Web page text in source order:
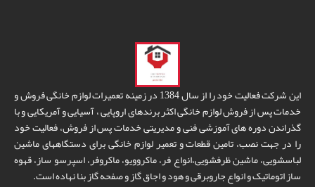
این شرکت فعالیت خود را از سال 1384 در زمینه تعمیرات لوازم خانگی فروش و
خدمات پس از فروش لوازم خانگی اکثر برندهای اروپایی ، آسیایی و آمریکایی و با
گذراندن دوره های آموزشی فنی و مدیریتی خدمات پس از فروش، فعالیت خود
را در جهت نصب، تامین قطعات و تعمیر لوازم خانگی برای دستگاههای ماشین
لباسشویی، ماشین ظرفشویی،انواع فر، ماکروویو، ماکروفر، اسپرسو ساز، قهوه
ساز اتوماتیک و انواع جاروبرقی و هود و اجاق گاز و صفحه گاز بنا نهاده است.